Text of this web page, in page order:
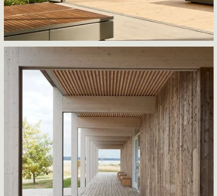
Expérience chute